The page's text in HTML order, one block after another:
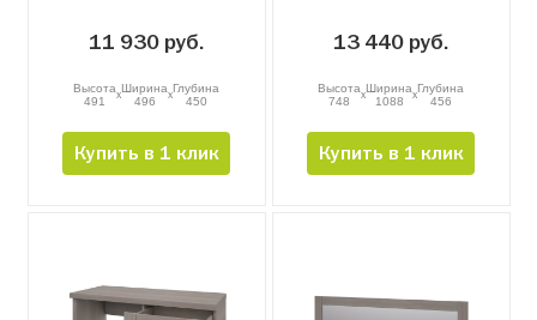
11 930 руб.
Высота
491
xШирина
496
xГлубина
450
Купить в 1 клик
13 440 руб.
Высота
748
xШирина
1088
xГлубина
456
Купить в 1 клик